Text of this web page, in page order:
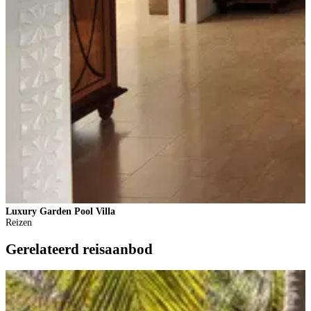
Luxury Garden Pool Villa
Reizen
Gerelateerd reisaanbod